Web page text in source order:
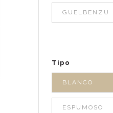
GUELBENZU
Tipo
BLANCO
ESPUMOSO